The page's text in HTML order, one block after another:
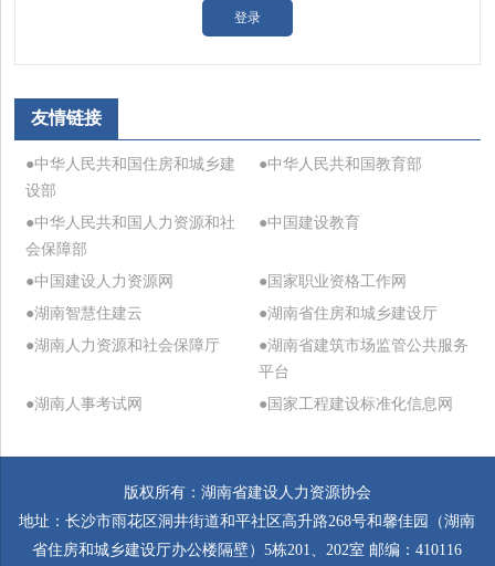
友情链接
●中华人民共和国住房和城乡建
设部
●中华人民共和国教育部
●中华人民共和国人力资源和社
会保障部
●中国建设教育
●中国建设人力资源网
●国家职业资格工作网
●湖南智慧住建云
●湖南省住房和城乡建设厅
●湖南人力资源和社会保障厅
●湖南省建筑市场监管公共服务
平台
●湖南人事考试网
●国家工程建设标准化信息网
版权所有：湖南省建设人力资源协会
地址：长沙市雨花区洞井街道和平社区高升路268号和馨佳园（湖南
省住房和城乡建设厅办公楼隔壁）5栋201、202室 邮编：410116